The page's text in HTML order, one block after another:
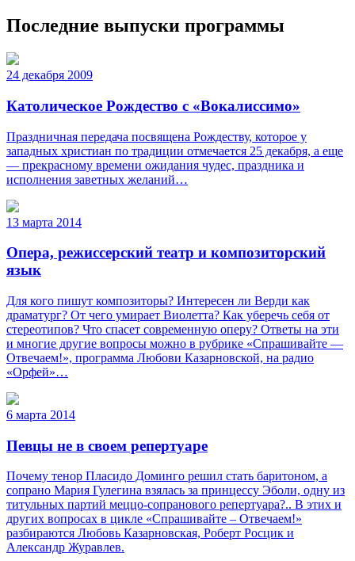
Последние выпуски программы
24 декабря 2009
Католическое Рождество с «Вокалиссимо»
Праздничная передача посвящена Рождеству, которое у
западных христиан по традиции отмечается 25 декабря, а еще
— прекрасному времени ожидания чудес, праздника и
исполнения заветных желаний…
13 марта 2014
Опера, режиссерский театр и композиторский
язык
Для кого пишут композиторы? Интересен ли Верди как
драматург? От чего умирает Виолетта? Как уберечь себя от
стереотипов? Что спасет современную оперу? Ответы на эти
и многие другие вопросы можно в рубрике «Спрашивайте —
Отвечаем!», программа Любови Казарновской, на радио
«Орфей»…
6 марта 2014
Певцы не в своем репертуаре
Почему тенор Пласидо Доминго решил стать баритоном, а
сопрано Мария Гулегина взялась за принцессу Эболи, одну из
титульных партий меццо-сопранового репертуара?.. В этих и
других вопросах в цикле «Спрашивайте – Отвечаем!»
разбираются Любовь Казарновская, Роберт Росцик и
Александр Журавлев.